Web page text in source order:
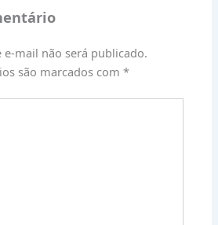
e-mail não será publicado.
são marcados com*